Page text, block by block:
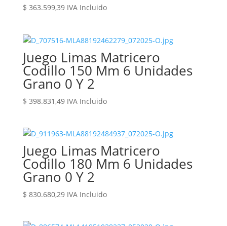
$ 363.599,39 IVA Incluido
Juego Limas Matricero
Codillo 150 Mm 6 Unidades
Grano 0 Y 2
$ 398.831,49 IVA Incluido
Juego Limas Matricero
Codillo 180 Mm 6 Unidades
Grano 0 Y 2
$ 830.680,29 IVA Incluido